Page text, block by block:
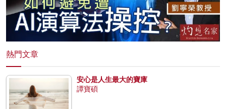
熱門文章
安心是人生最大的寶庫
譚寶碩